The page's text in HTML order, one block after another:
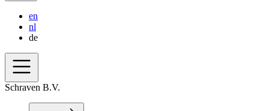
en
nl
de
Schraven B.V.